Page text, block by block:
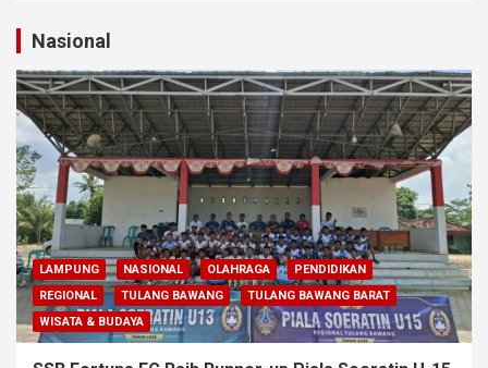
Nasional
LAMPUNG NASIONAL OLAHRAGA
PENDIDIKAN
REGIONAL
TULANG BAWANG
TULANG BAWANG BARAT
WISATA & BUDAYA